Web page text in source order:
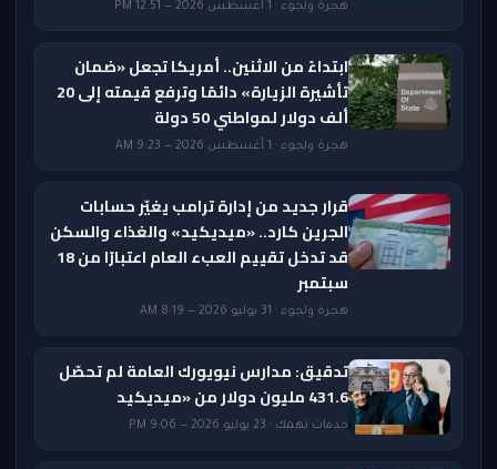
هجرة ولجوء · 1 أغسطس 2026 — 12:51 PM
ابتداءً من الاثنين.. أمريكا تجعل «ضمان
تأشيرة الزيارة» دائمًا وترفع قيمته إلى 20
ألف دولار لمواطني 50 دولة
هجرة ولجوء · 1 أغسطس 2026 — 9:23 AM
قرار جديد من إدارة ترامب يغيّر حسابات
الجرين كارد.. «ميديكيد» والغذاء والسكن
قد تدخل تقييم العبء العام اعتبارًا من 18
سبتمبر
هجرة ولجوء · 31 يوليو 2026 — 8:19 AM
تدقيق: مدارس نيويورك العامة لم تحصّل
431.6 مليون دولار من «ميديكيد
خدمات تهمك · 23 يوليو 2026 — 9:06 PM